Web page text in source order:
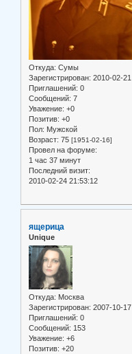
Откуда: Сумы
Зарегистрирован: 2010-02-21
Приглашений: 0
Сообщений: 7
Уважение: +0
Позитив: +0
Пол: Мужской
Возраст: 75 [1951-02-16]
Провел на форуме:
1 час 37 минут
Последний визит:
2010-02-24 21:53:12
ящерица
Unique
Откуда: Москва
Зарегистрирован: 2007-10-17
Приглашений: 0
Сообщений: 153
Уважение: +6
Позитив: +20